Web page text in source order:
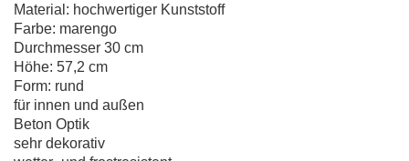
Material: hochwertiger Kunststoff
Farbe: marengo
Durchmesser 30 cm
Höhe: 57,2 cm
Form: rund
für innen und außen
Beton Optik
sehr dekorativ